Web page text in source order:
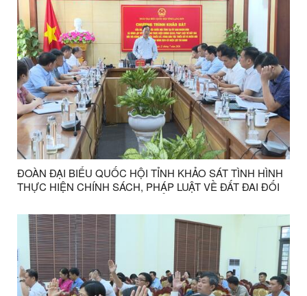
ĐOÀN ĐẠI BIỂU QUỐC HỘI TỈNH KHẢO SÁT TÌNH HÌNH
THỰC HIỆN CHÍNH SÁCH, PHÁP LUẬT VỀ ĐẤT ĐAI ĐỐI
THIỂU SỐ VÀ MIỀN NÚI TẠI XÃ ĐÌNH LẬP